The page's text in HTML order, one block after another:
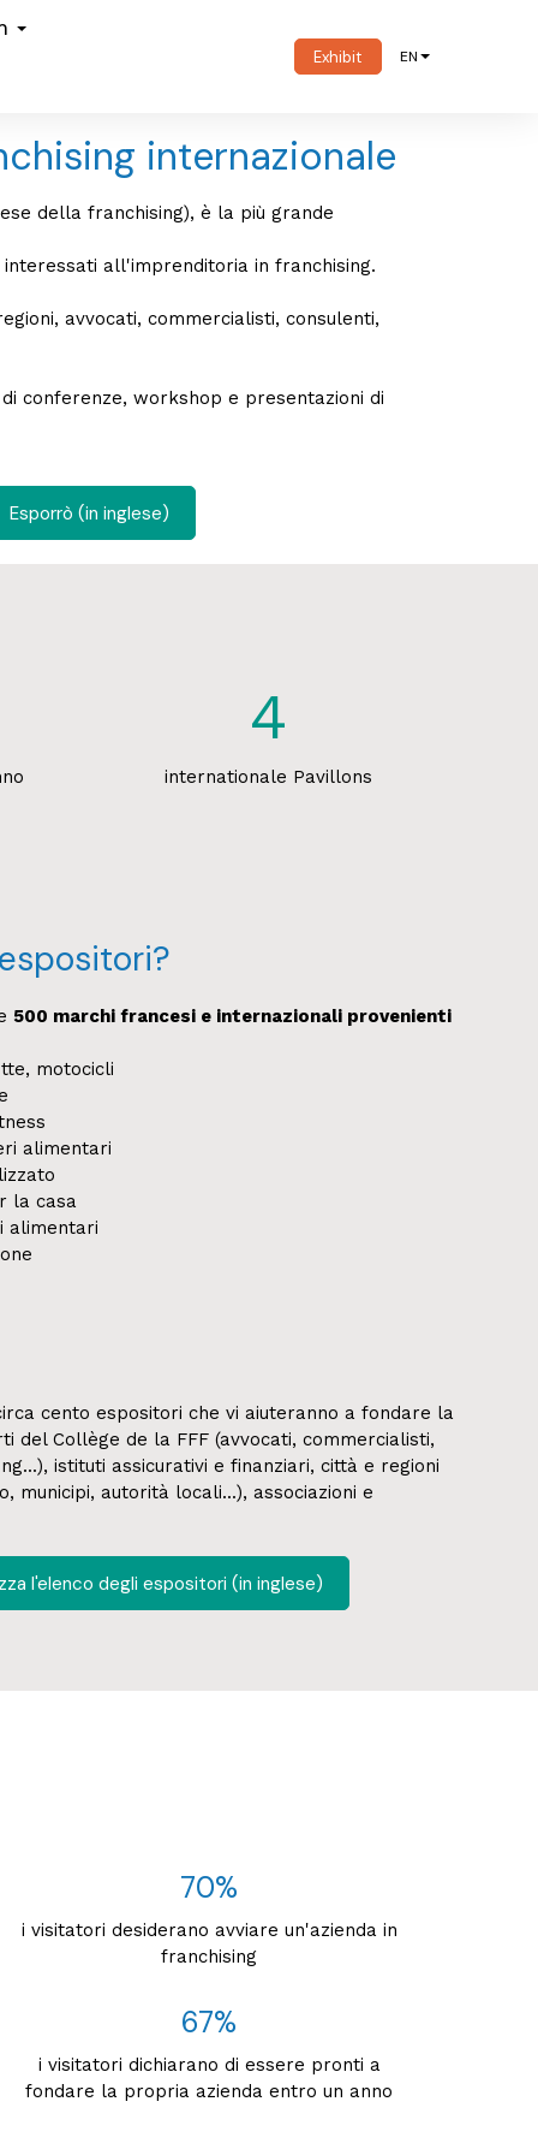
Exhibit EN
internazionale
della franchising), è la più grande
all'imprenditoria in franchising.
avvocati, commercialisti, consulenti,
conferenze, workshop e presentazioni di
Esporrò (in inglese)
4
internationale Pavillons
500 marchi francesi e internazionali provenienti
motocicli
alimentari
la casa
alimentari
cento espositori che vi aiuteranno a fondare la
del Collège de la FFF (avvocati, commercialisti,
istituti assicurativi e finanziari, città e regioni
municipi, autorità locali...), associazioni e
l'elenco degli espositori (in inglese)
70%
i visitatori desiderano avviare un'azienda in
franchising
67%
i visitatori dichiarano di essere pronti a
fondare la propria azienda entro un anno